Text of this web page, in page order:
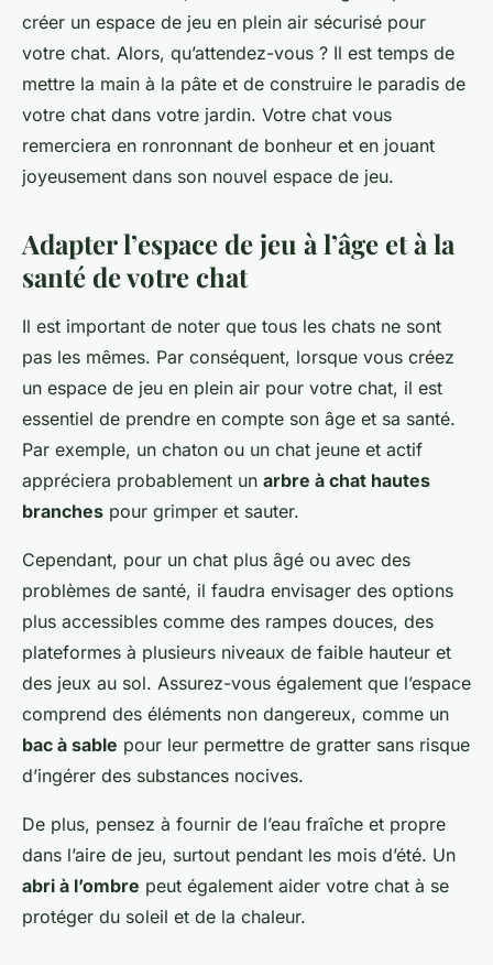
créer un espace de jeu en plein air sécurisé pour
votre chat. Alors, qu’attendez-vous ? Il est temps de
mettre la main à la pâte et de construire le paradis de
votre chat dans votre jardin. Votre chat vous
remerciera en ronronnant de bonheur et en jouant
joyeusement dans son nouvel espace de jeu.
Adapter l’espace de jeu à l’âge et à la
santé de votre chat
Il est important de noter que tous les chats ne sont
pas les mêmes. Par conséquent, lorsque vous créez
un espace de jeu en plein air pour votre chat, il est
essentiel de prendre en compte son âge et sa santé.
Par exemple, un chaton ou un chat jeune et actif
appréciera probablement un arbre à chat hautes
branches pour grimper et sauter.
Cependant, pour un chat plus âgé ou avec des
problèmes de santé, il faudra envisager des options
plus accessibles comme des rampes douces, des
plateformes à plusieurs niveaux de faible hauteur et
des jeux au sol. Assurez-vous également que l’espace
comprend des éléments non dangereux, comme un
bac à sable pour leur permettre de gratter sans risque
d’ingérer des substances nocives.
De plus, pensez à fournir de l’eau fraîche et propre
dans l’aire de jeu, surtout pendant les mois d’été. Un
abri à l’ombre peut également aider votre chat à se
protéger du soleil et de la chaleur.